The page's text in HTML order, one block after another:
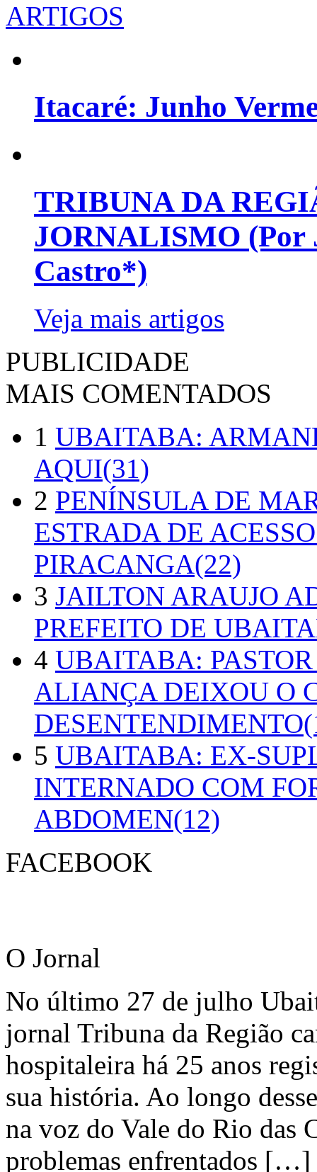
ARTIGOS
Itacaré: Junho
TRIBUNA DA
JORNALISMO (Por
Castro*)
Veja mais artigos
PUBLICIDADE
MAIS COMENTADOS
1 UBAITABA:
AQUI(31)
2 PENÍNSULA DE
ESTRADA DE
PIRACANGA(22)
3 JAILTON ARAUJO
PREFEITO DE
4 UBAITABA:
ALIANÇA DEIXOU O
5 UBAITABA: EX-
INTERNADO COM
ABDOMEN(12)
FACEBOOK
O Jornal
No último 27 de julho
jornal Tribuna da Região
hospitaleira há 25 anos
sua história. Ao longo
na voz do Vale do Rio das
problemas enfrentados […]